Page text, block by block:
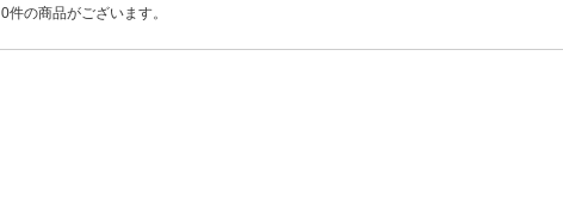
0件の商品がございます。